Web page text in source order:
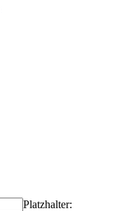
Platzhalter: